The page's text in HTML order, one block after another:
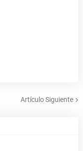
Artículo Siguiente